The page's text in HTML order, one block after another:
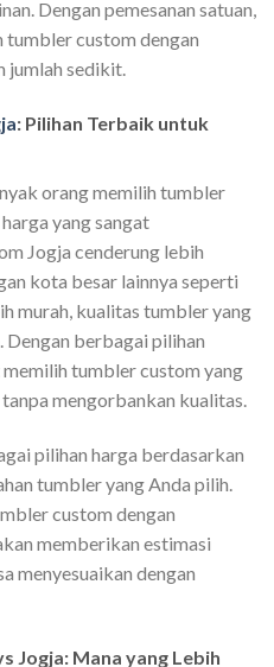
Dengan pemesanan satuan,
custom dengan
jumlah sedikit.
: Pilihan Terbaik untuk
orang memilih tumbler
yang sangat
Jogja cenderung lebih
kota besar lainnya seperti
murah, kualitas tumbler yang
berbagai pilihan
memilih tumbler custom yang
mengorbankan kualitas.
pilihan harga berdasarkan
tumbler yang Anda pilih.
custom dengan
memberikan estimasi
menyesuaikan dengan
Jogja: Mana yang Lebih